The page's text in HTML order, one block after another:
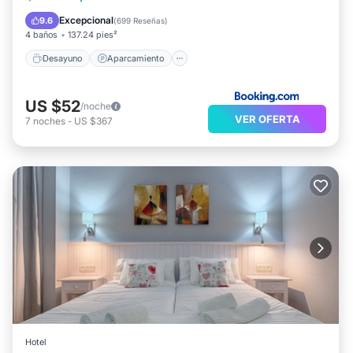
instalaciones o cerca del alojamiento (es posible que se
aplique un recargo).
9.6 Excepcional(699 Reseñas)
4 baños 137.24 pies²
Desayuno Aparcamiento
Balcón/Terraza
US $52/noche
7 noches - US $367 VER OFERTA
Hotel